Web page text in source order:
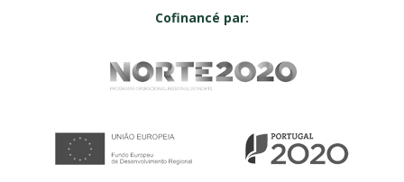
Cofinancé par: